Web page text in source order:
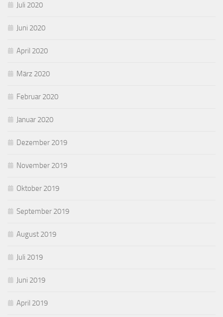
Juli 2020
Juni 2020
April 2020
März 2020
Februar 2020
Januar 2020
Dezember 2019
November 2019
Oktober 2019
September 2019
August 2019
Juli 2019
Juni 2019
April 2019